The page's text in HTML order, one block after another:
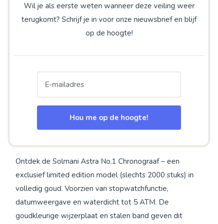
Wil je als eerste weten wanneer deze veiling weer
terugkomt? Schrijf je in voor onze nieuwsbrief en blijf
op de hoogte!
Hou me op de hoogte!
Ontdek de Solmani Astra No.1 Chronograaf – een
exclusief limited edition model (slechts 2000 stuks) in
volledig goud. Voorzien van stopwatchfunctie,
datumweergave en waterdicht tot 5 ATM. De
goudkleurige wijzerplaat en stalen band geven dit